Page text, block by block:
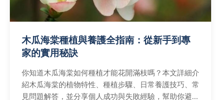
木瓜海棠種植與養護全指南：從新手到專
家的實用秘訣
你知道木瓜海棠如何種植才能花開滿枝嗎？本文詳細介
紹木瓜海棠的植物特性、種植步驟、日常養護技巧、常
見問題解答，並分享個人成功與失敗經驗，幫助你避免